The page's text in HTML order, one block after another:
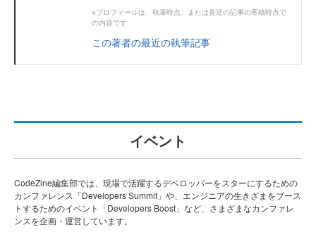
※プロフィールは、執筆時点、または直近の記事の寄稿時点で
の内容です
この著者の最近の執筆記事
イベント
CodeZine編集部では、現場で活躍するデベロッパーをスターにするための
カンファレンス「Developers Summit」や、エンジニアの生きざまをブース
トするためのイベント「Developers Boost」など、さまざまなカンファレ
ンスを企画・運営しています。